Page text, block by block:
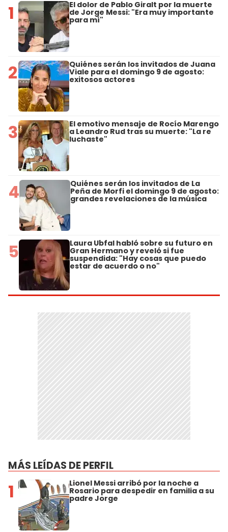
1 El dolor de Pablo Giralt por la muerte
de Jorge Messi: "Era muy importante
para mí"
2 Quiénes serán los invitados de Juana
Viale para el domingo 9 de agosto:
exitosos actores
3 El emotivo mensaje de Rocío Marengo
a Leandro Rud tras su muerte: "La re
luchaste"
4 Quiénes serán los invitados de La
Peña de Morfi el domingo 9 de agosto:
grandes revelaciones de la música
5 Laura Ubfal habló sobre su futuro en
Gran Hermano y reveló si fue
suspendida: "Hay cosas que puedo
estar de acuerdo o no"
MÁS LEÍDAS DE PERFIL
1 Lionel Messi arribó por la noche a
Rosario para despedir en familia a su
padre Jorge